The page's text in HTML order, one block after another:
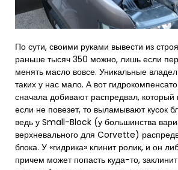
По сути, своими руками вывести из
раньше тысяч 350 можно, лишь если
менять масло вовсе. Уникальные
таких у нас мало. А вот
сначала добивают распредвал,
если не повезет, то выламывают кусок
ведь у Small-Block (у большинства
верхневального для Corvette)
блока. У «гидрика» клинит ролик, и он
причем может попасть куда-то,